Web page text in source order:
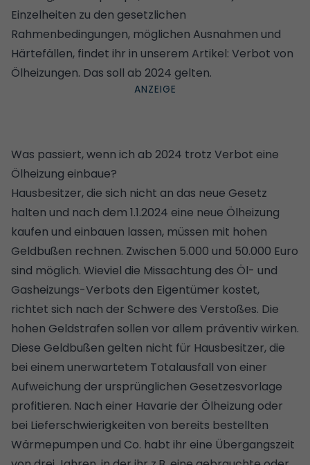
Einzelheiten zu den gesetzlichen
Rahmenbedingungen, möglichen Ausnahmen und
Härtefällen, findet ihr in unserem Artikel: Verbot von
Ölheizungen. Das soll ab 2024 gelten.
Was passiert, wenn ich ab 2024 trotz Verbot eine
Ölheizung einbaue?
Hausbesitzer, die sich nicht an das neue Gesetz
halten und nach dem 1.1.2024 eine neue Ölheizung
kaufen und einbauen lassen, müssen mit hohen
Geldbußen rechnen. Zwischen 5.000 und 50.000 Euro
sind möglich. Wieviel die Missachtung des Öl- und
Gasheizungs-Verbots den Eigentümer kostet,
richtet sich nach der Schwere des Verstoßes. Die
hohen Geldstrafen sollen vor allem präventiv wirken.
Diese Geldbußen gelten nicht für Hausbesitzer, die
bei einem unerwartetem Totalausfall von einer
Aufweichung der ursprünglichen Gesetzesvorlage
profitieren. Nach einer Havarie der Ölheizung oder
bei Lieferschwierigkeiten von bereits bestellten
Wärmepumpen und Co. habt ihr eine Übergangszeit